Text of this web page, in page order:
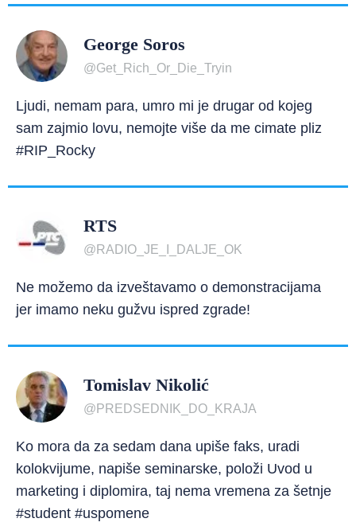
George Soros
@Get_Rich_Or_Die_Tryin
Ljudi, nemam para, umro mi je drugar od kojeg
sam zajmio lovu, nemojte više da me cimate pliz
#RIP_Rocky
RTS
@RADIO_JE_I_DALJE_OK
Ne možemo da izveštavamo o demonstracijama
jer imamo neku gužvu ispred zgrade!
Tomislav Nikolić
@PREDSEDNIK_DO_KRAJA
Ko mora da za sedam dana upiše faks, uradi
kolokvijume, napiše seminarske, položi Uvod u
marketing i diplomira, taj nema vremena za šetnje
#student #uspomene